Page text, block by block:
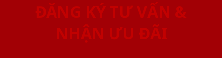
ĐĂNG KÝ TƯ VẤN &
NHẬN ƯU ĐÃI